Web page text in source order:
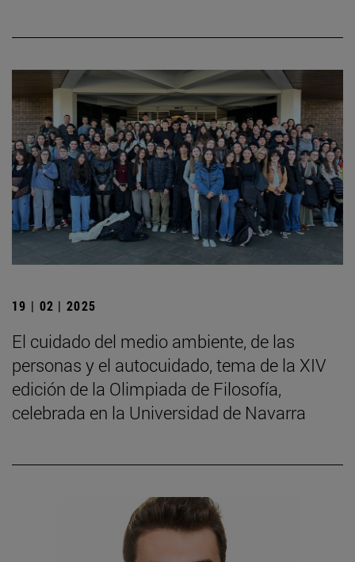
19 | 02 | 2025
El cuidado del medio ambiente, de las
personas y el autocuidado, tema de la XIV
edición de la Olimpiada de Filosofía,
celebrada en la Universidad de Navarra